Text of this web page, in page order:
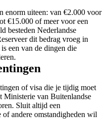
enorm uiteen: van €2.000 voor
€15.000 of meer voor een
besteden Nederlandse
dit bedrag vroeg in
een van de dingen die
of visa die je tijdig moet
Ministerie van Buitenlandse
Sluit altijd een
andere omstandigheden wil